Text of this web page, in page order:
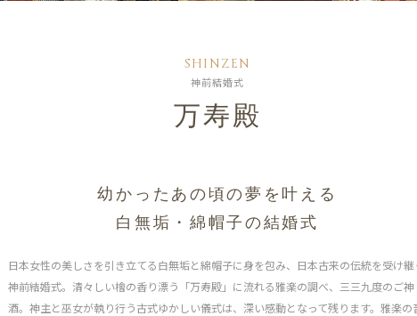
SHINZEN
神前結婚式
万寿殿
幼かったあの頃の夢を叶える
白無垢・綿帽子の結婚式
日本女性の美しさを引き立てる白無垢と綿帽子に身を包み、日本古来の伝統を受け継
神前結婚式。清々しい檜の香り漂う「万寿殿」に流れる雅楽の調べ、三三九度のご神
酒。神主と巫女が執り行う古式ゆかしい儀式は、深い感動となって残ります。雅楽の